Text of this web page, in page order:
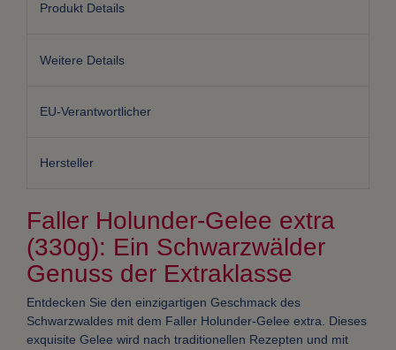
Produkt Details
Weitere Details
EU-Verantwortlicher
Hersteller
Faller Holunder-Gelee extra
(330g): Ein Schwarzwälder
Genuss der Extraklasse
Entdecken Sie den einzigartigen Geschmack des
Schwarzwaldes mit dem Faller Holunder-Gelee extra. Dieses
exquisite Gelee wird nach traditionellen Rezepten und mit